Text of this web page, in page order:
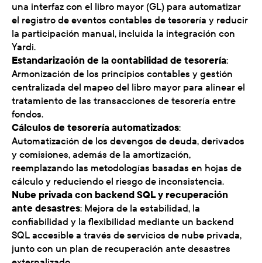
una interfaz con el libro mayor (GL) para automatizar
el registro de eventos contables de tesorería y reducir
la participación manual, incluida la integración con
Yardi.
Estandarización de la contabilidad de tesorería:
Armonización de los principios contables y gestión
centralizada del mapeo del libro mayor para alinear el
tratamiento de las transacciones de tesorería entre
fondos.
Cálculos de tesorería automatizados:
Automatización de los devengos de deuda, derivados
y comisiones, además de la amortización,
reemplazando las metodologías basadas en hojas de
cálculo y reduciendo el riesgo de inconsistencia.
Nube privada con backend SQL y recuperación
ante desastres: Mejora de la estabilidad, la
confiabilidad y la flexibilidad mediante un backend
SQL accesible a través de servicios de nube privada,
junto con un plan de recuperación ante desastres